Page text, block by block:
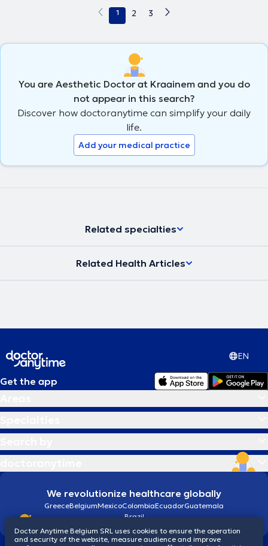
1 2 3
You are Aesthetic Doctor at Kraainem and you do
not appear in this search?
Discover how doctoranytime can simplify your daily
life.
Add your medical practice
Related specialties
Related Health Articles
EN
Get the app
We revolutionize healthcare globally
GreeceBelgiumMexicoColombiaEcuadorGuatemala
Brazil
Doctor Anytime Belgium SRL uses cookies to ensure the operation
and security of the website, measure audience and improve